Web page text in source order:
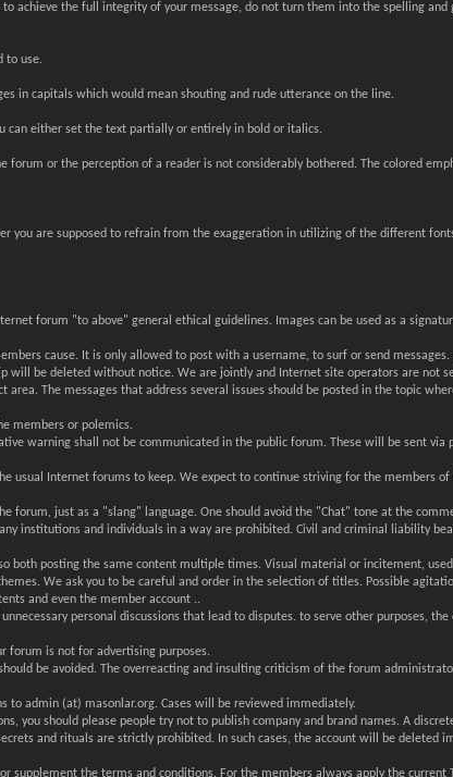
achieve the full integrity of your message, do not turn them into the spelling
to use.
in capitals which would mean shouting and rude utterance on the line.
can either set the text partially or entirely in bold or italics.
forum or the perception of a reader is not considerably bothered. The colored
you are supposed to refrain from the exaggeration in utilizing of the different
forum "to above" general ethical guidelines. Images can be used as a
cause. It is only allowed to post with a username, to surf or send
will be deleted without notice. We are jointly and Internet site operators are not
area. The messages that address several issues should be posted in the topic
members or polemics.
warning shall not be communicated in the public forum. These will be sent
usual Internet forums to keep. We expect to continue striving for the members
forum, just as a "slang" language. One should avoid the "Chat" tone at the
institutions and individuals in a way are prohibited. Civil and criminal liability
both posting the same content multiple times. Visual material or incitement,
We ask you to be careful and order in the selection of titles. Possible
and even the member account ..
personal discussions that lead to disputes. to serve other purposes,
forum is not for advertising purposes.
be avoided. The overreacting and insulting criticism of the forum
to admin (at) masonlar.org. Cases will be reviewed immediately.
you should please people try not to publish company and brand names. A
and rituals are strictly prohibited. In such cases, the account will be deleted
supplement the terms and conditions. For the members always apply the current